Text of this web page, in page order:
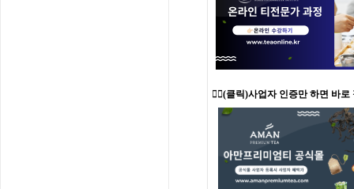
👉🏻(클릭)사업자 인증만 하면 바